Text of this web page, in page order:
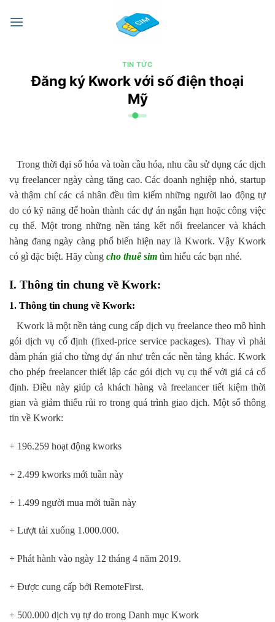
đến
TIN TỨC
Đăng ký Kwork với số điện thoại
Mỹ
Trong thời đại số hóa và toàn cầu hóa, nhu cầu sử dụng các dịch
vụ freelancer ngày càng tăng cao. Các doanh nghiệp nhỏ, startup
và thậm chí các cá nhân đều tìm kiếm những người lao động tự
do có kỹ năng để hoàn thành các dự án ngắn hạn hoặc công việc
cụ thể. Một trong những nền tảng kết nối freelancer và khách
hàng đang ngày càng phổ biến hiện nay là Kwork. Vậy Kwork
có gì đặc biệt. Hãy cùng cho thuê sim tìm hiểu các bạn nhé.
I. Thông tin chung về Kwork:
1. Thông tin chung về Kwork:
Kwork là một nền tảng cung cấp dịch vụ freelance theo mô hình
gói dịch vụ cố định (fixed-price service packages). Thay vì phải
đàm phán giá cho từng dự án như trên các nền tảng khác. Kwork
cho phép freelancer thiết lập các gói dịch vụ cụ thể với giá cả cố
định. Điều này giúp cả khách hàng và freelancer tiết kiệm thời
gian và giảm thiểu rủi ro trong quá trình giao dịch. Một số thông
tin về Kwork:
+ 196.259 hoạt động kworks
+ 2.499 kworks mới tuần này
+ 1.499 người mua mới tuần này
+ Lượt tải xuống 1.000.000.
+ Phát hành vào ngày 12 tháng 4 năm 2019.
+ Được cung cấp bởi RemoteFirst.
+ 500.000 dịch vụ tự do trong Danh mục Kwork